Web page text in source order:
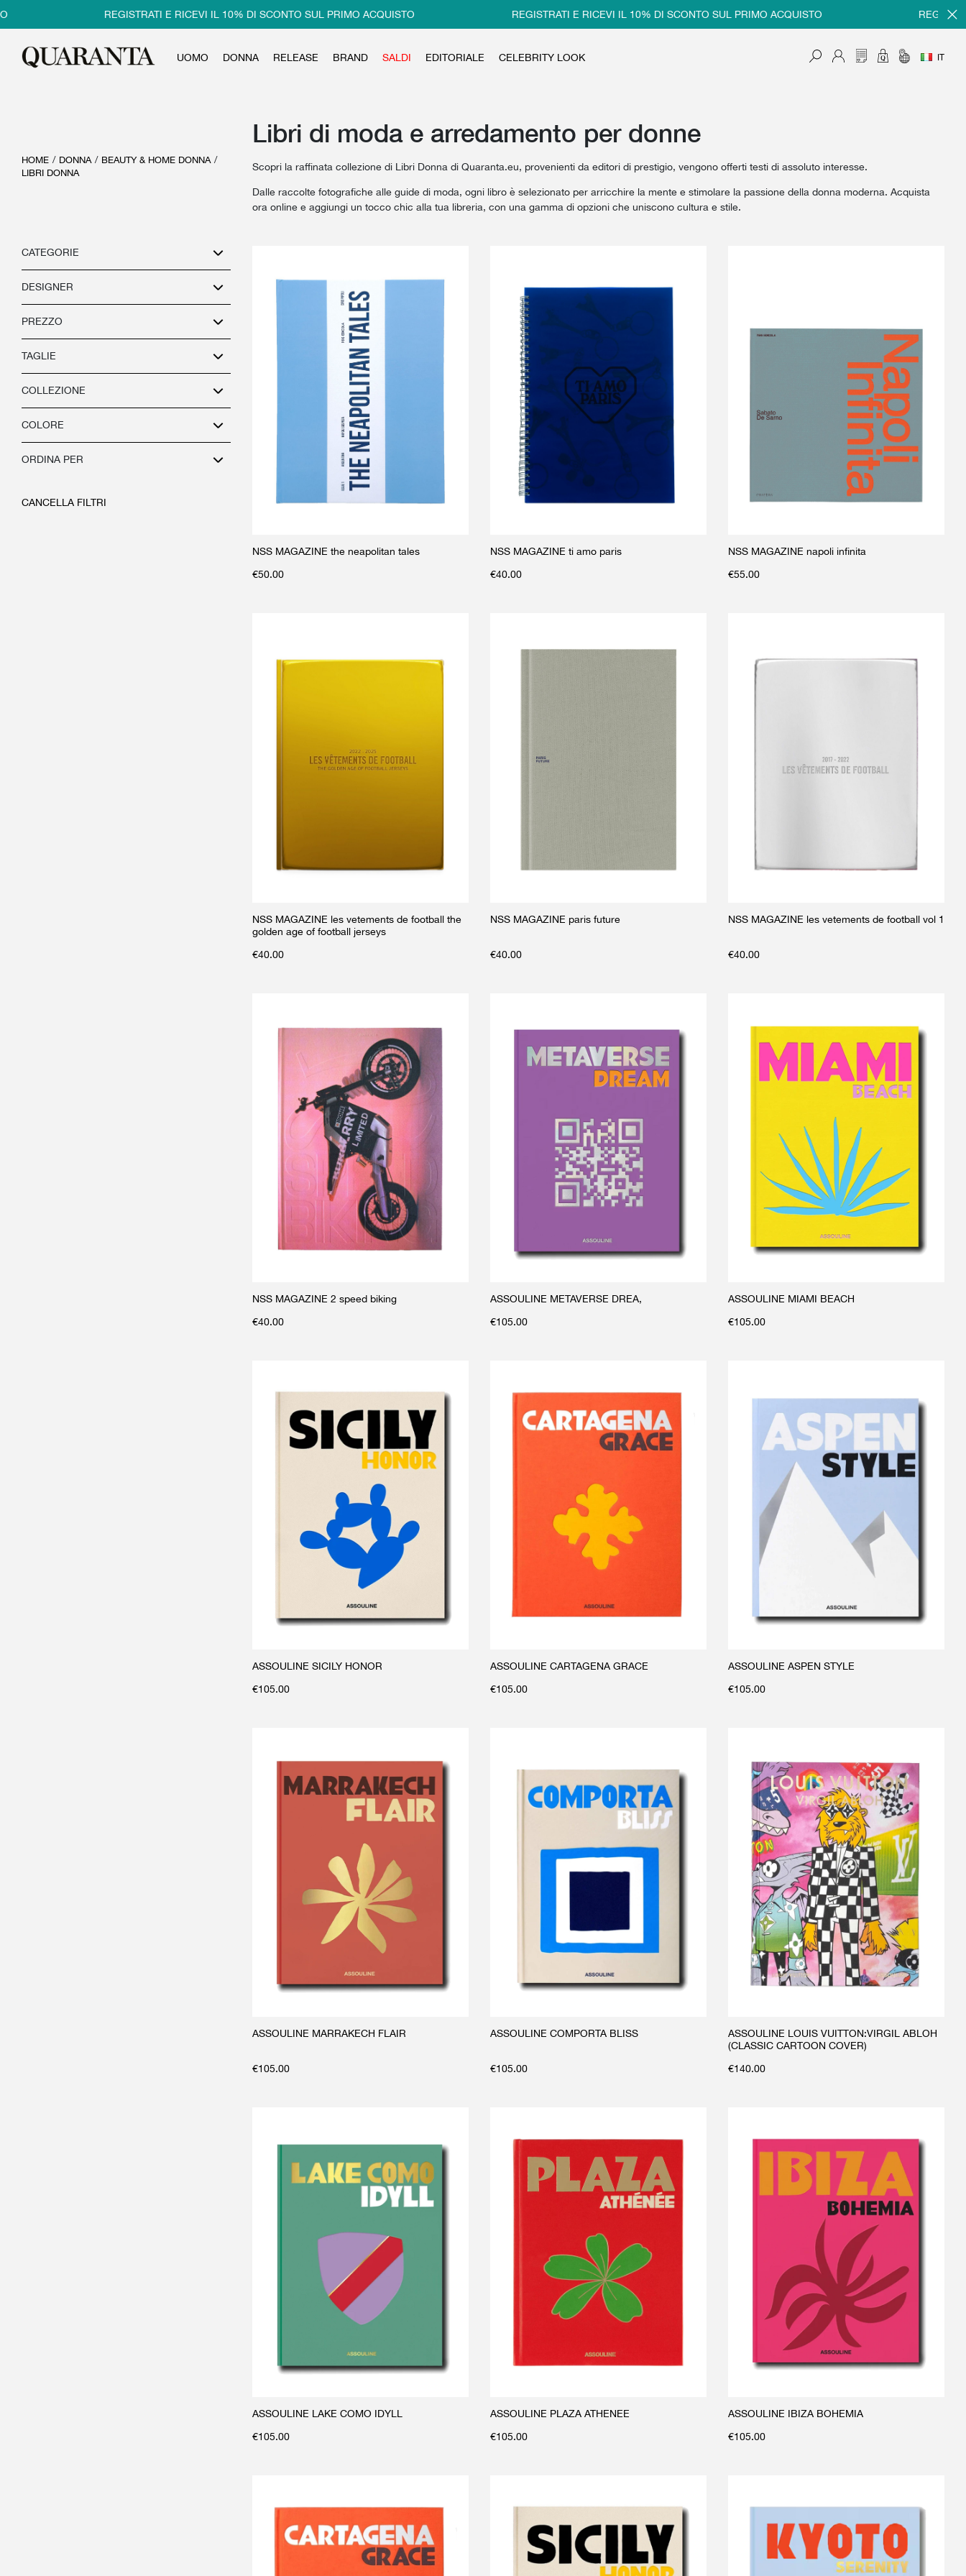
REGISTRATI E RICEVI IL 10% DI SCONTO SUL PRIMO ACQUISTO REGISTRATI E RICEVI IL 10% DI SCONTO SUL PRIMO ACQUISTO REGISTRATI E
UOMO DONNA RELEASE BRAND SALDI EDITORIALE CELEBRITY LOOK IT
HOME / DONNA / BEAUTY & HOME DONNA /
LIBRI DONNA
Libri di moda e arredamento per donne
Scopri la raffinata collezione di Libri Donna di Quaranta.eu, provenienti da editori di prestigio, vengono offerti testi di assoluto interesse.
Dalle raccolte fotografiche alle guide di moda, ogni libro è selezionato per arricchire la mente e stimolare la passione della donna moderna. Acquista
ora online e aggiungi un tocco chic alla tua libreria, con una gamma di opzioni che uniscono cultura e stile.
CANCELLA FILTRI
CATEGORIE
DESIGNER
PREZZO
TAGLIE
COLLEZIONE
COLORE
ORDINA PER
NSS MAGAZINE the neapolitan tales
€50.00
NSS MAGAZINE ti amo paris
€40.00
NSS MAGAZINE napoli infinita
€55.00
NSS MAGAZINE les vetements de football the
golden age of football jerseys
€40.00
NSS MAGAZINE paris future
€40.00
NSS MAGAZINE les vetements de football vol 1
€40.00
NSS MAGAZINE 2 speed biking
€40.00
ASSOULINE METAVERSE DREA,
€105.00
ASSOULINE MIAMI BEACH
€105.00
ASSOULINE SICILY HONOR
€105.00
ASSOULINE CARTAGENA GRACE
€105.00
ASSOULINE ASPEN STYLE
€105.00
ASSOULINE MARRAKECH FLAIR
€105.00
ASSOULINE COMPORTA BLISS
€105.00
ASSOULINE LOUIS VUITTON:VIRGIL ABLOH
(CLASSIC CARTOON COVER)
€140.00
ASSOULINE LAKE COMO IDYLL
€105.00
ASSOULINE PLAZA ATHENEE
€105.00
ASSOULINE IBIZA BOHEMIA
€105.00